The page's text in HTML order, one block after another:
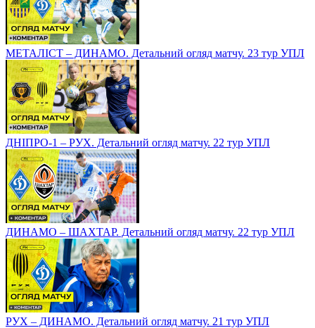
МЕТАЛІСТ – ДИНАМО. Детальний огляд матчу. 23 тур УПЛ
ДНІПРО-1 – РУХ. Детальний огляд матчу. 22 тур УПЛ
ДИНАМО – ШАХТАР. Детальний огляд матчу. 22 тур УПЛ
РУХ – ДИНАМО. Детальний огляд матчу. 21 тур УПЛ